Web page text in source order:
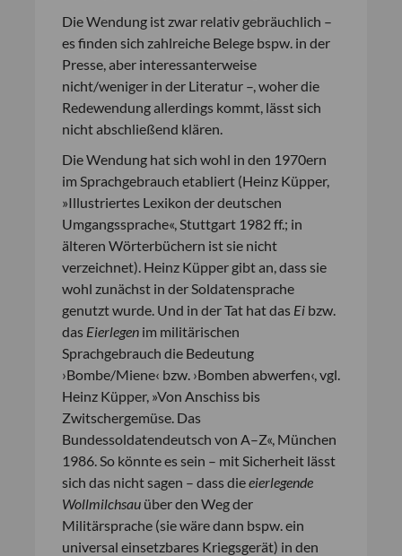
Die Wendung ist zwar relativ gebräuchlich –
es finden sich zahlreiche Belege bspw. in der
Presse, aber interessanterweise
nicht/weniger in der Literatur –, woher die
Redewendung allerdings kommt, lässt sich
nicht abschließend klären.
Die Wendung hat sich wohl in den 1970ern
im Sprachgebrauch etabliert (Heinz Küpper,
»Illustriertes Lexikon der deutschen
Umgangssprache«, Stuttgart 1982 ff.; in
älteren Wörterbüchern ist sie nicht
verzeichnet). Heinz Küpper gibt an, dass sie
wohl zunächst in der Soldatensprache
genutzt wurde. Und in der Tat hat das Ei bzw.
das Eierlegen im militärischen
Sprachgebrauch die Bedeutung
›Bombe/Miene‹ bzw. ›Bomben abwerfen‹, vgl.
Heinz Küpper, »Von Anschiss bis
Zwitschergemüse. Das
Bundessoldatendeutsch von A–Z«, München
1986. So könnte es sein – mit Sicherheit lässt
sich das nicht sagen – dass dieeierlegende
Wollmilchsau über den Weg der
Militärsprache (sie wäre dann bspw. ein
universal einsetzbares Kriegsgerät) in den